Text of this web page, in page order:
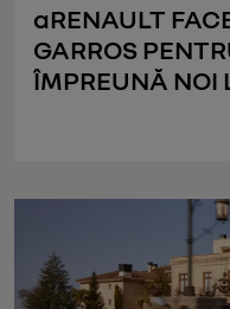
aRENAULT
GARROS
ÎMPREUNĂ NOI